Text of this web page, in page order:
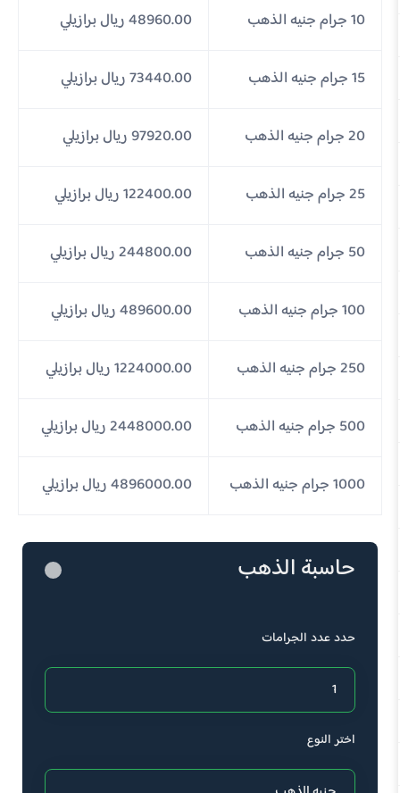
10 جرام جنيه الذهب 48960.00 ريال برازيلي
15 جرام جنيه الذهب 73440.00 ريال برازيلي
20 جرام جنيه الذهب 97920.00 ريال برازيلي
25 جرام جنيه الذهب 122400.00 ريال برازيلي
50 جرام جنيه الذهب 244800.00 ريال برازيلي
100 جرام جنيه الذهب 489600.00 ريال برازيلي
250 جرام جنيه الذهب 1224000.00 ريال برازيلي
500 جرام جنيه الذهب 2448000.00 ريال برازيلي
1000 جرام جنيه الذهب 4896000.00 ريال برازيلي
حاسبة الذهب
حدد عدد الجرامات
اختر النوع